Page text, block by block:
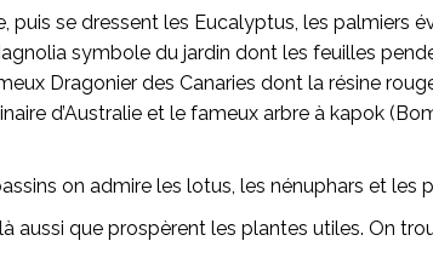
puis se dressent les Eucalyptus, les palmiers
symbole du jardin dont les feuilles
Dragonier des Canaries dont la résine
d’Australie et le fameux arbre à kapok
on admire les lotus, les nénuphars et les
aussi que prospèrent les plantes utiles. On